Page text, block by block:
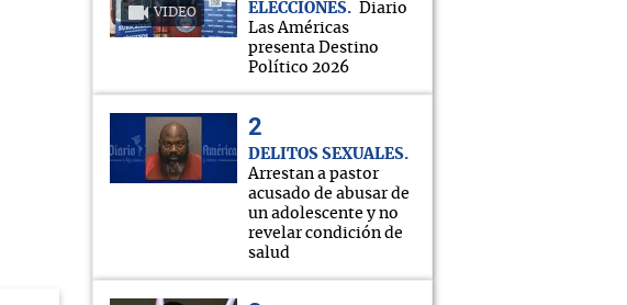
VIDEO ELECCIONES
Diario
Las Américas
presenta Destino
Político 2026
DELITOS SEXUALES
Arrestan a pastor
acusado de abusar de
un adolescente y no
revelar condición de
salud